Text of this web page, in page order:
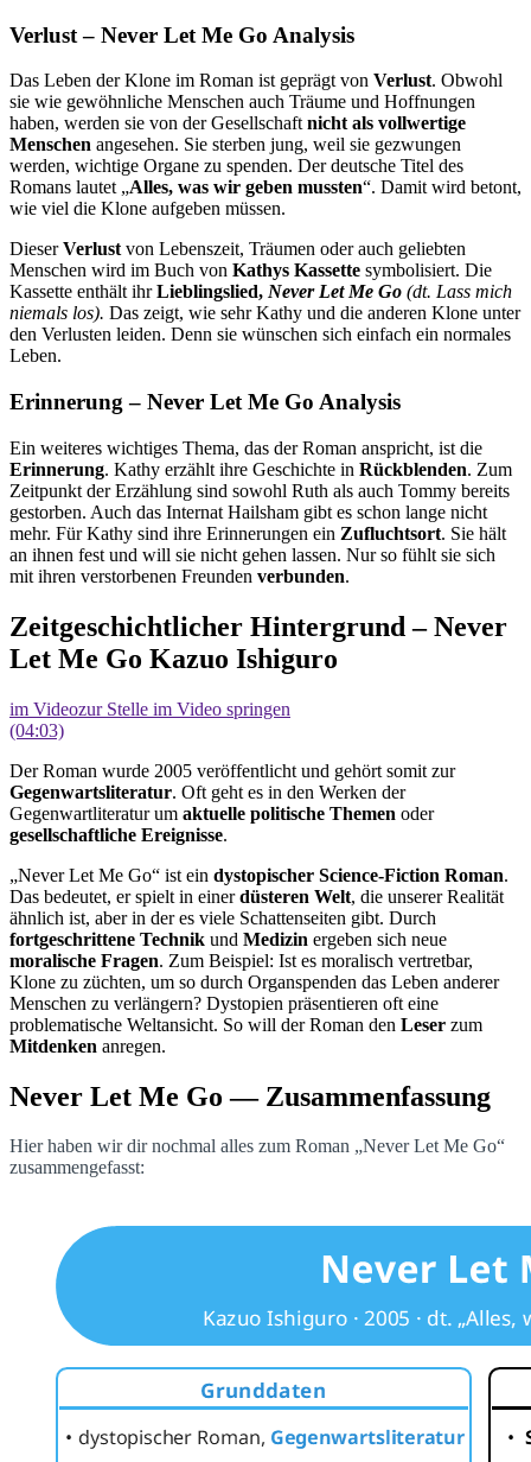
Verlust – Never Let Me Go Analysis
Das Leben der Klone im Roman ist geprägt von Verlust. Obwohl
sie wie gewöhnliche Menschen auch Träume und Hoffnungen
haben, werden sie von der Gesellschaft nicht als vollwertige
Menschen angesehen. Sie sterben jung, weil sie gezwungen
werden, wichtige Organe zu spenden. Der deutsche Titel des
Romans lautet „Alles, was wir geben mussten“. Damit wird betont,
wie viel die Klone aufgeben müssen.
DieserVerlust von Lebenszeit, Träumen oder auch geliebten
Menschen wird im Buch von Kathys Kassette symbolisiert. Die
Kassette enthält ihrLieblingslied, Never Let Me Go (dt. Lass mich
niemals los). Das zeigt, wie sehr Kathy und die anderen Klone unter
den Verlusten leiden. Denn sie wünschen sich einfach ein normales
Leben.
Erinnerung – Never Let Me Go Analysis
Ein weiteres wichtiges Thema, das der Roman anspricht, ist die
Erinnerung. Kathy erzählt ihre Geschichte in Rückblenden. Zum
Zeitpunkt der Erzählung sind sowohl Ruth als auch Tommy bereits
gestorben. Auch das Internat Hailsham gibt es schon lange nicht
mehr. Für Kathy sind ihre Erinnerungen ein Zufluchtsort. Sie hält
an ihnen fest und will sie nicht gehen lassen. Nur so fühlt sie sich
mit ihren verstorbenen Freunden verbunden.
Zeitgeschichtlicher Hintergrund – Never
Let Me Go Kazuo Ishiguro
im Videozur Stelle im Video springen
(04:03)
Der Roman wurde 2005 veröffentlicht und gehört somit zur
Gegenwartsliteratur. Oft geht es in den Werken der
Gegenwartliteratur um aktuelle politische Themen oder
gesellschaftliche Ereignisse.
„Never Let Me Go“ ist ein dystopischer Science-Fiction Roman.
Das bedeutet, er spielt in einerdüsteren Welt, die unserer Realität
ähnlich ist, aber in der es viele Schattenseiten gibt. Durch
fortgeschrittene Technik und Medizin ergeben sich neue
moralische Fragen. Zum Beispiel: Ist es moralisch vertretbar,
Klone zu züchten, um so durch Organspenden das Leben anderer
Menschen zu verlängern? Dystopien präsentieren oft eine
problematische Weltansicht. So will der Roman den Leser zum
Mitdenken anregen.
Never Let Me Go — Zusammenfassung
Hier haben wir dir nochmal alles zum Roman „Never Let Me Go“
zusammengefasst: